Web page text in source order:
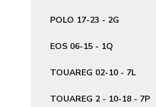
POLO 17-23 - 2G
EOS 06-15 - 1Q
TOUAREG 02-10 - 7L
TOUAREG 2 - 10-18 - 7P